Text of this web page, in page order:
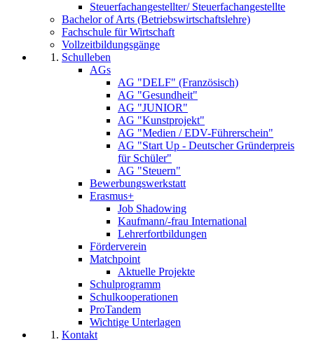
Steuerfachangestellter/ Steuerfachangestellte
Bachelor of Arts (Betriebswirtschaftslehre)
Fachschule für Wirtschaft
Vollzeitbildungsgänge
Schulleben
AGs
AG "DELF" (Französisch)
AG "Gesundheit"
AG "JUNIOR"
AG "Kunstprojekt"
AG "Medien / EDV-Führerschein"
AG "Start Up - Deutscher Gründerpreis
für Schüler"
AG "Steuern"
Bewerbungswerkstatt
Erasmus+
Job Shadowing
Kaufmann/-frau International
Lehrerfortbildungen
Förderverein
Matchpoint
Aktuelle Projekte
Schulprogramm
Schulkooperationen
ProTandem
Wichtige Unterlagen
Kontakt